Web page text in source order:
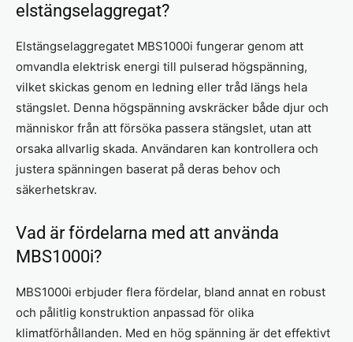
elstängselaggregat?
Elstängselaggregatet MBS1000i fungerar genom att
omvandla elektrisk energi till pulserad högspänning,
vilket skickas genom en ledning eller tråd längs hela
stängslet. Denna högspänning avskräcker både djur och
människor från att försöka passera stängslet, utan att
orsaka allvarlig skada. Användaren kan kontrollera och
justera spänningen baserat på deras behov och
säkerhetskrav.
Vad är fördelarna med att använda
MBS1000i?
MBS1000i erbjuder flera fördelar, bland annat en robust
och pålitlig konstruktion anpassad för olika
klimatförhållanden. Med en hög spänning är det effektivt